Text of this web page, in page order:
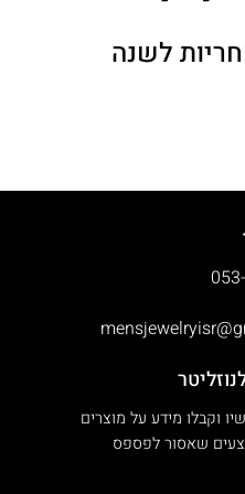
לשנה
וקבלו מידע על מוצרים
שאסור לפספס